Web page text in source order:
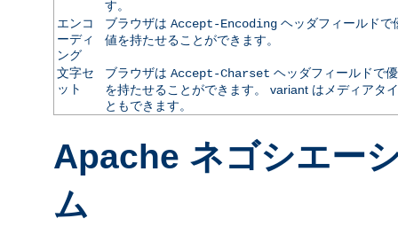
す。
エンコ
ーディ
ング
ブラウザは Accept-Encodingヘッダフィールドで
値を持たせることができます。
文字セ
ット
ブラウザは Accept-Charset ヘッダフィールドで
を持たせることができます。 variant はメディアタ
ともできます。
Apache ネゴシエー
ム